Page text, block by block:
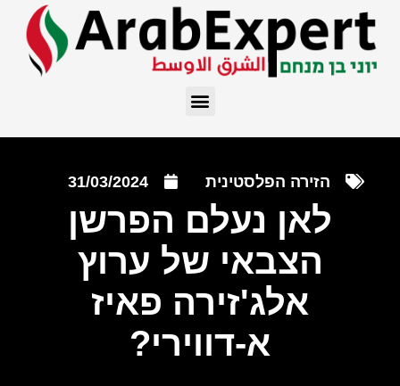
הזירה הפלסטינית 31/03/2024
לאן נעלם הפרשן
הצבאי של ערוץ
אלג'זירה פאיז
א-דווירי?